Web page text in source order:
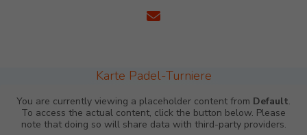
Karte Padel-Turniere
You are currently viewing a placeholder content from Default.
To access the actual content, click the button below. Please
note that doing so will share data with third-party providers.